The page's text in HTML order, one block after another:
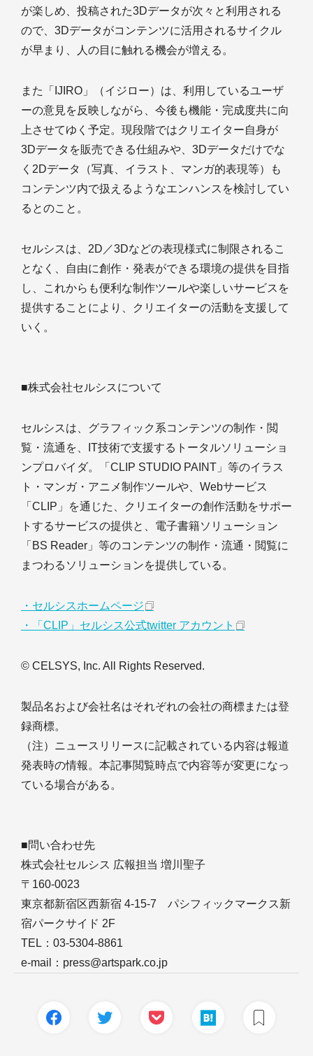
が楽しめ、投稿された3Dデータが次々と利用される
ので、3Dデータがコンテンツに活用されるサイクル
が早まり、人の目に触れる機会が増える。
また「IJIRO」（イジロー）は、利用しているユーザ
ーの意見を反映しながら、今後も機能・完成度共に向
上させてゆく予定。現段階ではクリエイター自身が
3Dデータを販売できる仕組みや、3Dデータだけでな
く2Dデータ（写真、イラスト、マンガ的表現等）も
コンテンツ内で扱えるようなエンハンスを検討してい
るとのこと。
セルシスは、2D／3Dなどの表現様式に制限されるこ
となく、自由に創作・発表ができる環境の提供を目指
し、これからも便利な制作ツールや楽しいサービスを
提供することにより、クリエイターの活動を支援して
いく。
■株式会社セルシスについて
セルシスは、グラフィック系コンテンツの制作・閲
覧・流通を、IT技術で支援するトータルソリューショ
ンプロバイダ。「CLIP STUDIO PAINT」等のイラス
ト・マンガ・アニメ制作ツールや、Webサービス
「CLIP」を通じた、クリエイターの創作活動をサポー
トするサービスの提供と、電子書籍ソリューション
「BS Reader」等のコンテンツの制作・流通・閲覧に
まつわるソリューションを提供している。
・セルシスホームページ
・「CLIP」セルシス公式twitter アカウント
© CELSYS, Inc. All Rights Reserved.
製品名および会社名はそれぞれの会社の商標または登
録商標。
（注）ニュースリリースに記載されている内容は報道
発表時の情報。本記事閲覧時点で内容等が変更になっ
ている場合がある。
■問い合わせ先
株式会社セルシス 広報担当 増川聖子
〒160-0023
東京都新宿区西新宿 4-15-7 パシフィックマークス新
宿パークサイド 2F
TEL：03-5304-8861
e-mail：press@artspark.co.jp